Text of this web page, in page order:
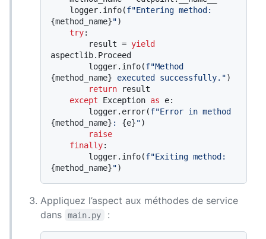
    logger.info(
{method_name}")
try:
        result =
yield
aspectlib.Proceed
        logger.info(
{method_name} executed successfully.")
return result
except Exception as e:
        logger.error(
{method_name} : {e}")
raise
finally:
        logger.info(
{method_name}"
Appliquez l’aspect aux méthodes de service
dans
main.py :